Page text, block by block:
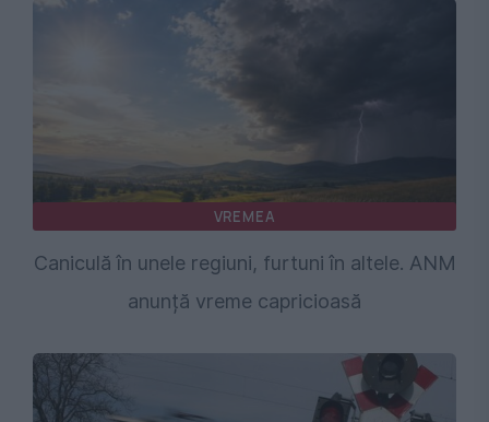
VREMEA
Caniculă în unele regiuni, furtuni în altele. ANM
anunță vreme capricioasă